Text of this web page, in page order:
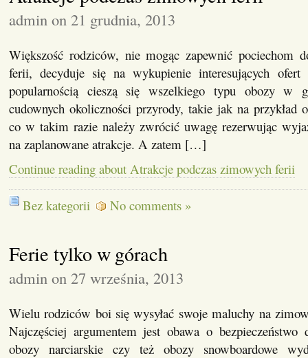
admin on 21 grudnia, 2013
Większość rodziców, nie mogąc zapewnić pociechom
ferii, decyduje się na wykupienie interesujących ofert
popularnością cieszą się wszelkiego typu obozy w
cudownych okoliczności przyrody, takie jak na przykład
co w takim razie należy zwrócić uwagę rezerwując
na zaplanowane atrakcje. A zatem […]
Continue reading about Atrakcje podczas zimowych ferii
Bez kategorii No comments »
Ferie tylko w górach
admin on 27 września, 2013
Wielu rodziców boi się wysyłać swoje maluchy na
Najczęściej argumentem jest obawa o bezpieczeństwo
obozy narciarskie czy też obozy snowboardowe